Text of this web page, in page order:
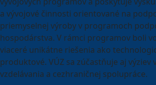
a vývojové činnosti orientované na
priemyselnej výroby v programoch
hospodárstva. V rámci programov boli
viaceré unikátne riešenia ako
produktové. VÚZ sa zúčastňuje aj výziev
vzdelávania a cezhraničnej spolupráce.